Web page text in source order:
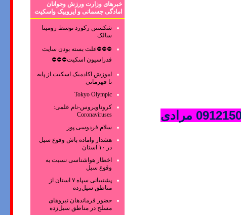
خبرهای وزارت ورزش وجوانان
امادگی جسمانی و ایروبیک واسکیت
شکستن رکورد توسط رومینا
سالک
⛔⛔⛔علت بسته بودن سایت
فدراسیون اسکیت⛔⛔⛔
اموزش اکادمیک اسکیت از پایه
تا قهرمانی
Tokyo Olympic
کروناویروس‌-نام علمی:
Coronaviruses
سلام فردوسی پور
هشدار واماده باش وقوع سیل
در ۱۰ استان
اخطار هواشناسی نسبت به
وقوع سیل
پشتیبانی سپاه ۷ استان از
مناطق سیل‌زده
حضور فرماندهان نیروهای
مسلح در مناطق سیل‌زده